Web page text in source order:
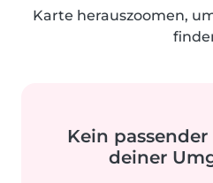
Karte herauszoomen,
Kein
deiner